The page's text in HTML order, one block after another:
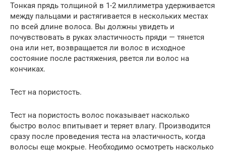
Тонкая прядь толщиной в 1-2 миллиметра удерживается
между пальцами и растягивается в нескольких местах
по всей длине волоса. Вы должны увидеть и
почувствовать в руках эластичность пряди — тянется
она или нет, возвращается ли волос в исходное
состояние после растяжения, рвется ли волос на
кончиках.
Тест на пористость.
Тест на пористость волос показывает насколько
быстро волос впитывает и теряет влагу. Производится
сразу после проведения теста на эластичность, когда
волосы еще мокрые. Необходимо осмотреть насколько